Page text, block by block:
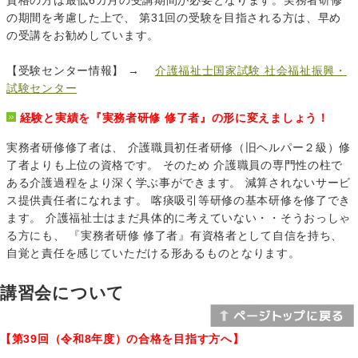
の期間を考慮した上で、 第31回の受験を目指される方は、早め
の受講をお勧めしています。
【受験センター情報】 → 介護福祉士国家試験 社会福祉振興・
試験センター
経験と実績を『実務者研修 修了者』の形に変えましょう！
実務者研修修了者は、 介護職員初任者研修（旧ヘルパー２級）修
了者よりも上位の資格です。 そのため 介護職員の専門性の柱で
ある介護過程をより深く学ぶ事ができます。 減算されないサービ
ス提供責任者になれます。 喀痰吸引等研修の基本研修を修了でき
ます。 介護福祉士はまだ具体的に考えていない・・そうおっしゃ
る方にも、 『実務者研修 修了者』有資格者として自信を持ち、
自覚と責任を感じていただける形あるものとなります。
講習会について
【第39回（令和8年度）の合格を目指す方へ】